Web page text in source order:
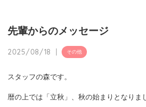
より豊かなものにな
先輩からのメッセージ
2025/08/18 その他
スタッフの森です。
暦の上では「立秋」、秋の始まりとなりま